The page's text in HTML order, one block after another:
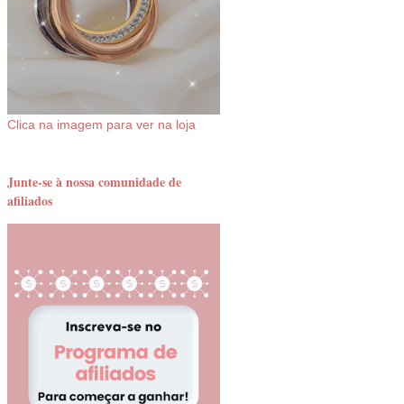
Clica na imagem para ver na loja
Junte-se à nossa comunidade de
afiliados